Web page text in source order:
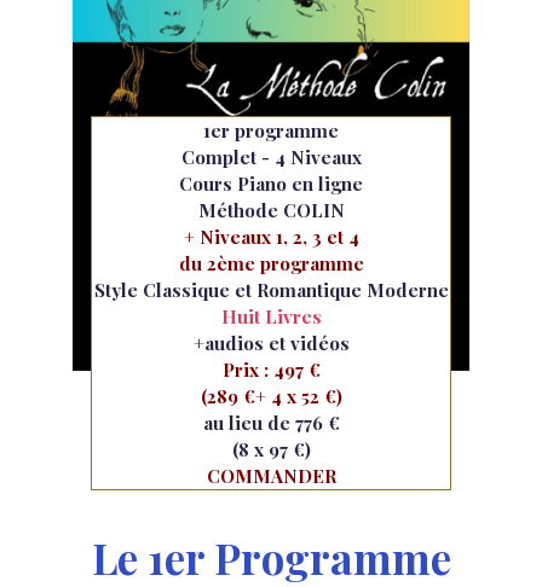
1er programme
Complet - 4 Niveaux
Cours Piano en ligne
Méthode COLIN
+ Niveaux 1, 2, 3 et 4
du 2ème programme
Style Classique et Romantique Moderne
Huit Livres
+audios et vidéos
Prix : 497 €
(289 €+ 4 x 52 €)
au lieu de 776 €
(8 x 97 €)
COMMANDER
Le 1er Programme